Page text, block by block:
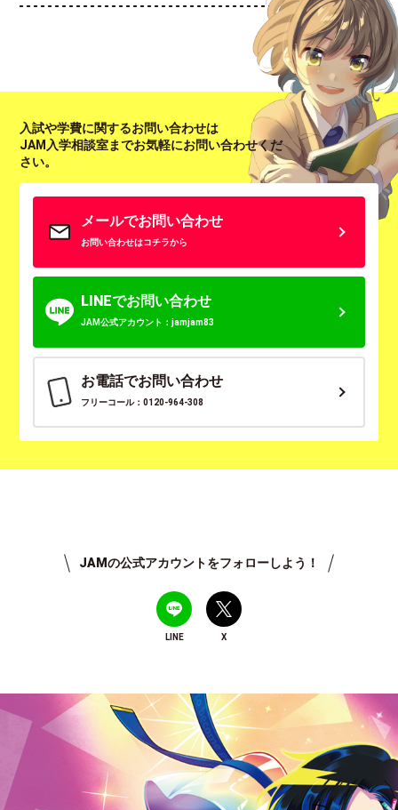
入試や学費に関するお問い合わせは
JAM入学相談室までお気軽にお問い合わせくだ
さい。
メールでお問い合わせ
お問い合わせはコチラから
LINEでお問い合わせ
JAM公式アカウント：jamjam83
お電話でお問い合わせ
フリーコール：0120-964-308
JAMの公式アカウントをフォローしよう！
LINE X